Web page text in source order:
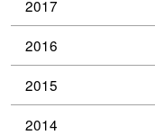
2017
2016
2015
2014